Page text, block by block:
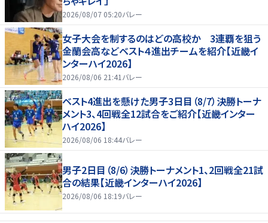
2026/08/07 05:20バレー
女子大会を制するのはどの高校か 3連覇を狙う
金蘭会高などベスト４進出チームを紹介【近畿イ
ンターハイ2026】
2026/08/06 21:41 バレー
ベスト4進出を懸けた男子3日目（8/7）決勝トーナ
メント3、4回戦全12試合をご紹介【近畿インター
ハイ2026】
2026/08/06 18:44バレー
男子2日目（8/6）決勝トーナメント1、2回戦全21試
合の結果【近畿インターハイ2026】
2026/08/06 18:19バレー